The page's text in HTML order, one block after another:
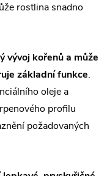
rostlina snadno
vývoj kořenů a může
základní funkce.
oleje a
profilu
požadovaných